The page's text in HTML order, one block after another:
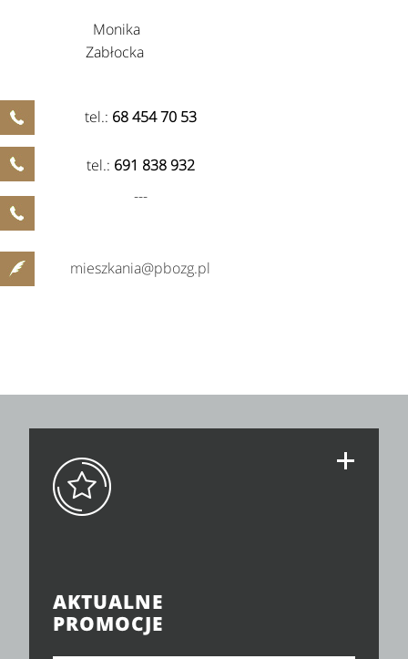
Monika
Zabłocka
tel.: 68 454 70 53
tel.: 691 838 932
---
mieszkania@pbozg.pl
AKTUALNE
PROMOCJE